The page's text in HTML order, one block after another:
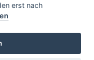
TV
erst nach